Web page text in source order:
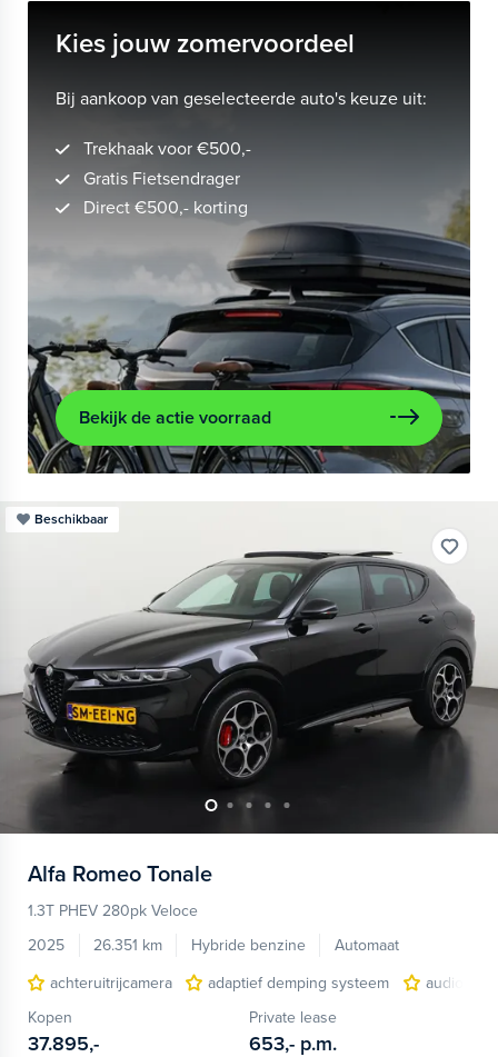
Kies jouw zomervoordeel
Bij aankoop van geselecteerde auto's keuze uit:
Trekhaak voor €500,-
Gratis Fietsendrager
Direct €500,- korting
Bekijk de actie voorraad
Beschikbaar
Alfa Romeo Tonale
1.3T PHEV 280pk Veloce
2025
26.351 km Hybride benzine
Automaat
achteruitrijcamera
adaptief demping systeem
audio
Kopen
37.895,-
Private lease
653,- p.m.